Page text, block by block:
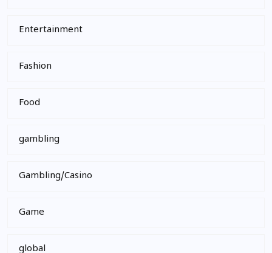
Entertainment
Fashion
Food
gambling
Gambling/Casino
Game
global